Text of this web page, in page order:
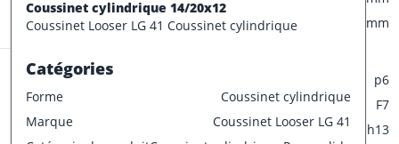
Epaisseur
3 mm
Champ de tolérance diamètre extérieur
p6
Champ de tolérance diamètre interieur
F7
Champ de tolérance longueur
h13
Coussinet cylindrique 14/20x12
Coussinet Looser LG 41 Coussinet cylindrique
Catégories
Forme
Coussinet cylindrique
Marque
Coussinet Looser LG 41
Stock:26 pce